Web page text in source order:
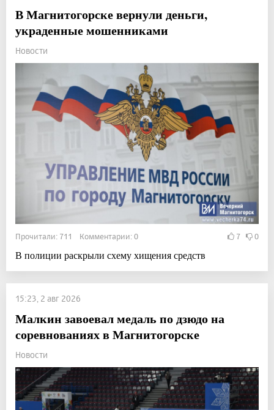
В Магнитогорске вернули деньги,
украденные мошенниками
Новости
Прочитали: 711 Комментарии: 0 7 0
В полиции раскрыли схему хищения средств
15:23, 2 авг 2026
Малкин завоевал медаль по дзюдо на
соревнованиях в Магнитогорске
Новости